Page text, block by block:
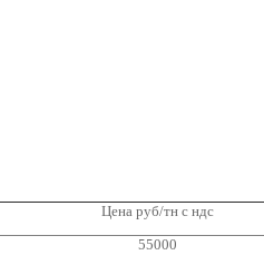
Цена руб/тн с ндс
55000